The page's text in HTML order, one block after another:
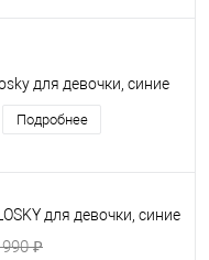
для девочки, синие
Подробнее
для девочки, синие
₽